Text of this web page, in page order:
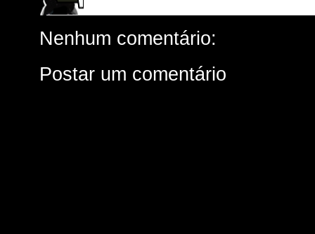
Nenhum comentário:
Postar um comentário